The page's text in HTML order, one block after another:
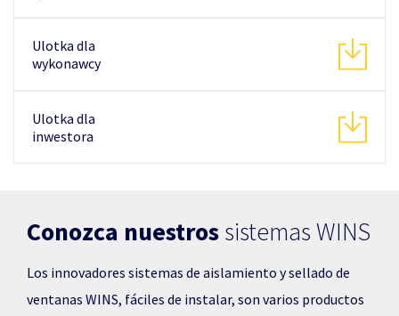
Ulotka dla
wykonawcy
Ulotka dla
inwestora
Conozca nuestrossistemas WINS
Los innovadores sistemas de aislamiento y sellado de
ventanas WINS, fáciles de instalar, son varios productos